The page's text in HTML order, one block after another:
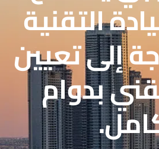
التقنية
إلى تعيين
بدوام